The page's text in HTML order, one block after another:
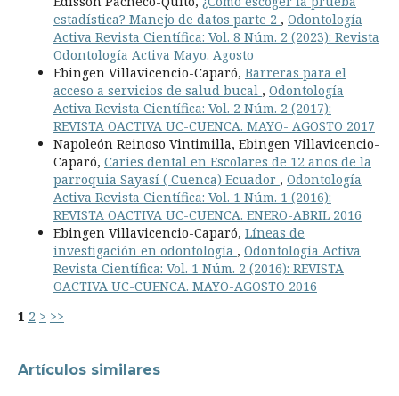
estadística? Manejo de datos parte 2 , Odontología
Activa Revista Científica: Vol. 8 Núm. 2 (2023): Revista
Odontología Activa Mayo. Agosto
Ebingen Villavicencio-Caparó, Barreras para el
acceso a servicios de salud bucal , Odontología
Activa Revista Científica: Vol. 2 Núm. 2 (2017):
REVISTA OACTIVA UC-CUENCA. MAYO- AGOSTO 2017
Napoleón Reinoso Vintimilla, Ebingen Villavicencio-
Caparó, Caries dental en Escolares de 12 años de la
parroquia Sayasí ( Cuenca) Ecuador , Odontología
Activa Revista Científica: Vol. 1 Núm. 1 (2016):
REVISTA OACTIVA UC-CUENCA. ENERO-ABRIL 2016
Ebingen Villavicencio-Caparó, Líneas de
investigación en odontología , Odontología Activa
Revista Científica: Vol. 1 Núm. 2 (2016): REVISTA
OACTIVA UC-CUENCA. MAYO-AGOSTO 2016
1 2 > >>
Artículos similares